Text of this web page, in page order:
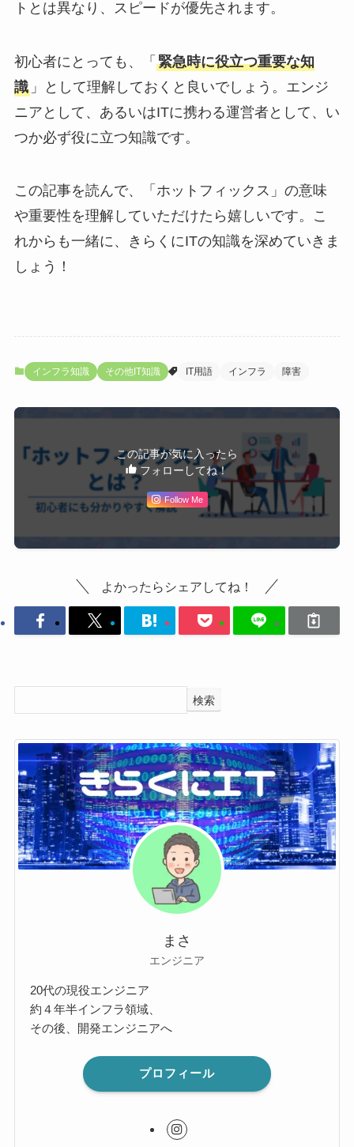
トとは異なり、スピードが優先されます。
初心者にとっても、「 緊急時に役立つ重要な知
識」として理解しておくと良いでしょう。エンジ
ニアとして、あるいはITに携わる運営者として、い
つか必ず役に立つ知識です。
この記事を読んで、「ホットフィックス」の意味
や重要性を理解していただけたら嬉しいです。こ
れからも一緒に、きらくにITの知識を深めていきま
しょう！
インフラ知識 その他IT知識 IT用語 インフラ 障害
この記事が気に入ったら
フォローしてね！
Follow Me
よかったらシェアしてね！
検索
まさ
エンジニア
20代の現役エンジニア
約４年半インフラ領域、
その後、開発エンジニアへ
プロフィール